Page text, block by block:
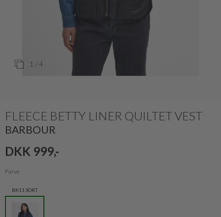
1 / 4
FLEECE BETTY LINER QUILTET VEST
BARBOUR
DKK 999,-
Farve
BK11 SORT